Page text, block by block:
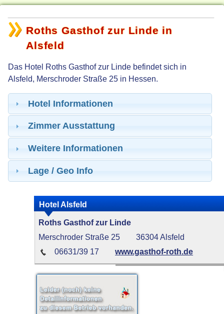
Roths Gasthof zur Linde in
Alsfeld
Das Hotel Roths Gasthof zur Linde befindet sich in
Alsfeld, Merschroder Straße 25 in Hessen.
Hotel Informationen
Zimmer Ausstattung
Weitere Informationen
Lage / Geo Info
Hotel Alsfeld
Roths Gasthof zur Linde
Merschroder Straße 25
36304 Alsfeld
06631/39 17
www.gasthof-roth.de